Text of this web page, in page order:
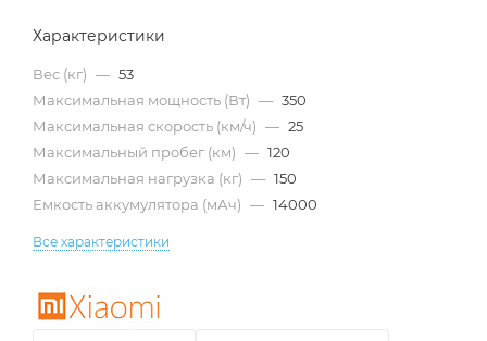
Характеристики
Вес (кг) — 53
Максимальная мощность (Вт) — 350
Максимальная скорость (км/ч) — 25
Максимальный пробег (км) — 120
Максимальная нагрузка (кг) — 150
Емкость аккумулятора (мАч) — 14000
Все характеристики